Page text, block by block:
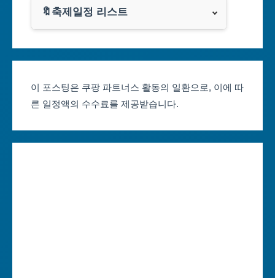
광주광역시
대전광역시
클룩
🔖축제일정 리스트
대구축제 일정
인천축제 일정
이 포스팅은 쿠팡 파트너스 활동의 일환으로, 이에 따
른 일정액의 수수료를 제공받습니다.